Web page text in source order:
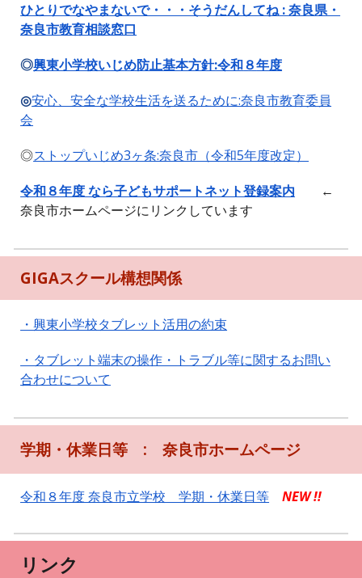
ひとりでなやまないで・・・そうだんしてね : 奈良県・
奈良市教育相談窓口
◎興東小学校いじめ防止基本方針:令和８年度
◎安心、安全な学校生活を送るために:奈良市教育委員
会
◎ストップいじめ3ヶ条:奈良市（令和5年度改定）
令和８年度 なら子どもサポートネット登録案内
←
奈良市ホームページにリンクしています
GIGAスクール構想関係
・興東小学校タブレット活用の約束
・タブレット端末の操作・トラブル等に関するお問い
合わせについて
学期・休業日等 : 奈良市ホームページ
令和８年度 奈良市立学校 学期・休業日等 NEW !!
リンク